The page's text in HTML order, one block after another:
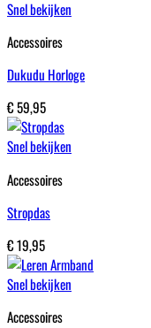
Snel bekijken
Accessoires
Dukudu Horloge
€59,95
Snel bekijken
Accessoires
Stropdas
€19,95
Snel bekijken
Accessoires